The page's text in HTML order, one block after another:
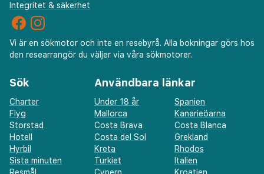
Integritet & säkerhet
Vi är en sökmotor och inte en resebyrå. Alla bokningar görs hos
den researrangör du väljer via våra sökmotorer.
Sök
Charter
Flyg
Storstad
Hotell
Hyrbil
Sista minuten
Användbara länkar
Under 18 år
Spanien
Mallorca
Kanarieöarna
Costa Brava
Costa Blanca
Costa del Sol
Grekland
Kreta
Rhodos
Turkiet
Italien